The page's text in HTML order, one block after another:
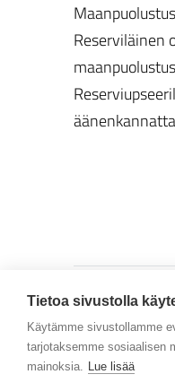
Tietoa sivustolla
Käytämme sivustollamme
tarjotaksemme sosiaalisen
mainoksia. Lue lisää
Reserviläinen
Tietosuojaseloste